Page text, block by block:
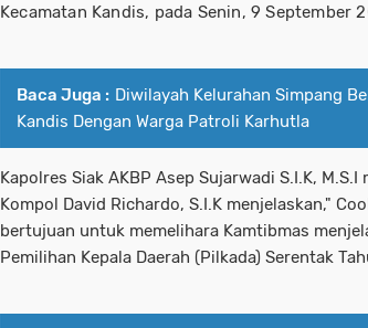
Kecamatan Kandis, pada Senin, 9 September
Baca Juga : Diwilayah Kelurahan Simpang
Kandis Dengan Warga Patroli Karhutla
Kapolres Siak AKBP Asep Sujarwadi S.I.K,
Kompol David Richardo, S.I.K menjelaskan,"
bertujuan untuk memelihara Kamtibmas
Pemilihan Kepala Daerah (Pilkada) Serentak